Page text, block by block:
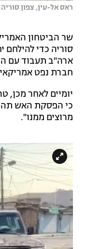
ראס אל-עין, צפון
שר הביטחון
סוריה כדי להילחם
ארה"ב תעבוד עם
חברת נפט
יומיים לאחר מכן,
כי הפסקת האש
מרוצים ממנו".